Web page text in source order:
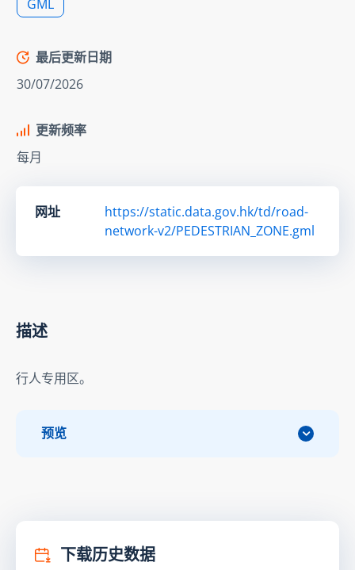
GML
最后更新日期
30/07/2026
更新频率
每月
网址
https://static.data.gov.hk/td/road-
network-v2/PEDESTRIAN_ZONE.gml
描述
行人专用区。
预览
下载历史数据